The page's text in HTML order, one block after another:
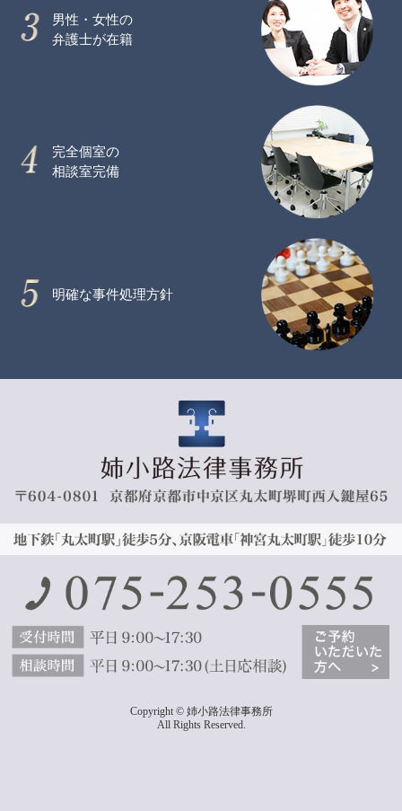
男性・女性の
弁護士が在籍
完全個室の
相談室完備
明確な事件処理方針
Copyright © 姉小路法律事務所
All Rights Reserved.